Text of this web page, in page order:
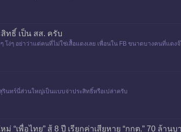
ทธิ์ เป็น สส. ครับ
โง่ๆ อย่าว่าแต่คนที่ไม่ใช่เสื้อแดงเลย เพื่อนใน FB ขนาดบางคนที่แดง
นทร์นี่ส่วนใหญ่เป็นแบบจ่าประสิทธิ์หรือเปล่าครับ
“เพื่อไทย” สู้ 8 ปี เรียกค่าเสียหาย “กกต.” 70 ล้า